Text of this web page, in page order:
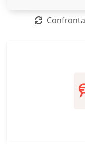
Confronta